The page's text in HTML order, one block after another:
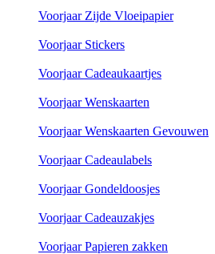
Voorjaar Zijde Vloeipapier
Voorjaar Stickers
Voorjaar Cadeaukaartjes
Voorjaar Wenskaarten
Voorjaar Wenskaarten Gevouwen
Voorjaar Cadeaulabels
Voorjaar Gondeldoosjes
Voorjaar Cadeauzakjes
Voorjaar Papieren zakken